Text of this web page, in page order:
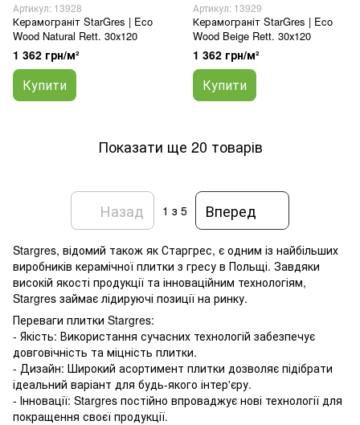
Артикул: 13928
Керамограніт StarGres | Eco
Wood Natural Rett. 30х120
1 362 грн/м²
Купити
Артикул: 13929
Керамограніт StarGres | Eco
Wood Beige Rett. 30х120
1 362 грн/м²
Купити
Показати ще 20 товарів
Назад 1 з 5 Вперед
Stargres, відомий також як Старгрес, є одним із найбільших
виробників керамічної плитки з гресу в Польщі. Завдяки
високій якості продукції та інноваційним технологіям,
Stargres займає лідируючі позиції на ринку.
Переваги плитки Stargres:
- Якість: Використання сучасних технологій забезпечує
довговічність та міцність плитки.
- Дизайн: Широкий асортимент плитки дозволяє підібрати
ідеальний варіант для будь-якого інтер'єру.
- Інновації: Stargres постійно впроваджує нові технології для
покращення своєї продукції.